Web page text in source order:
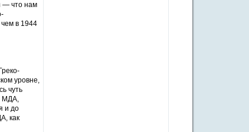
— что нам
в 1944
уровне,
чуть
МДА,
и до
как